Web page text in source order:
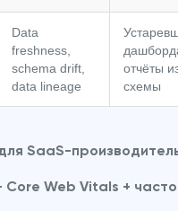
Data
freshness,
schema drift,
data lineage
отчёты
схемы
SaaS-
Core Web Vitals +